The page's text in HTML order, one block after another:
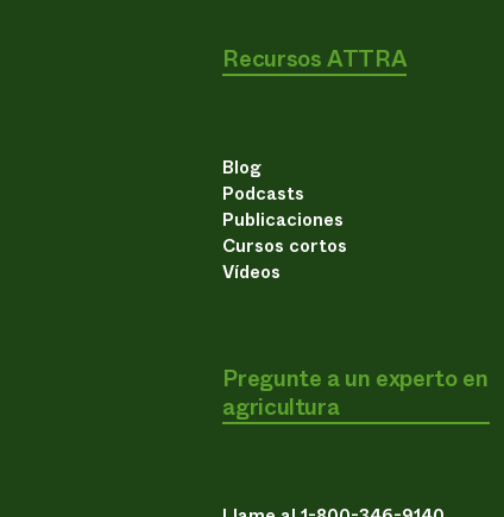
Recursos ATTRA
Blog
Podcasts
Publicaciones
Cursos cortos
Vídeos
Pregunte a un experto en
agricultura